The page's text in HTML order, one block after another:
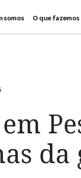
somos O que fazemos
da